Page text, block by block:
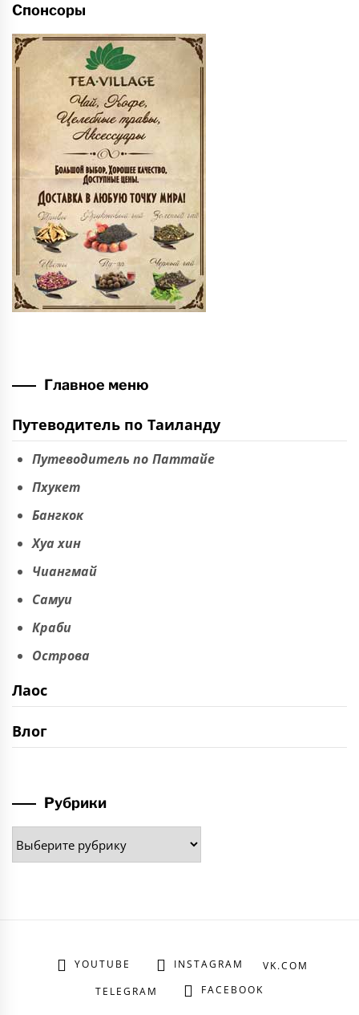
Спонсоры
Главное меню
Путеводитель по Таиланду
Путеводитель по Паттайе
Пхукет
Бангкок
Хуа хин
Чиангмай
Самуи
Краби
Острова
Лаос
Влог
Рубрики
Рубрики
YOUTUBE INSTAGRAM
VK.COM
TELEGRAM
FACEBOOK